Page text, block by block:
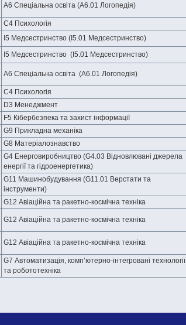
А6 Спеціальна освіта (A6.01 Логопедія)
С4 Психологія
І5 Медсестринство (І5.01 Медсестринство)
І5 Медсестринство (І5.01 Медсестринство)
А6 Спеціальна освіта (A6.01 Логопедія)
С4 Психологія
D3 Менеджмент
F5 Кібербезпека та захист інформації
G9 Прикладна механіка
G8 Матеріалознавство
G4 Енерговиробництво (G4.03 Відновлювані джерела
енергії та гідроенергетика)
G11 Машинобудування (G11.01 Верстати та
інструменти)
G12 Авіаційна та ракетно-космічна техніка
G12 Авіаційна та ракетно-космічна техніка
G12 Авіаційна та ракетно-космічна техніка
G7 Автоматизація, комп’ютерно-інтегровані технології
та робототехніка